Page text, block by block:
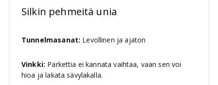
Silkin pehmeitä unia
Tunnelmasanat: Levollinen ja ajaton
Vinkki: Parkettia ei kannata vaihtaa, vaan sen voi
hioa ja lakata sävylakalla.